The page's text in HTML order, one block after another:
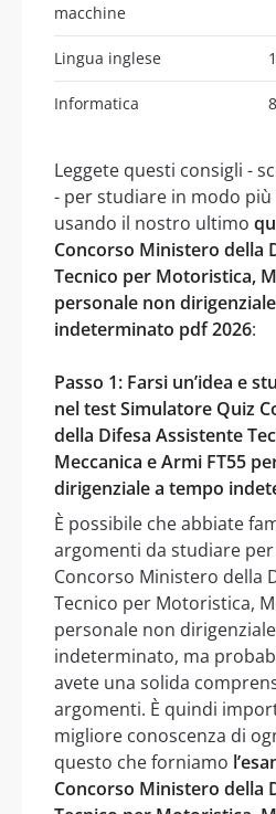
macchine
Lingua inglese
Informatica
Leggete questi consigli -
- per studiare in modo
usando il nostro ultimo
Concorso Ministero della
Tecnico per Motoristica,
personale non
indeterminato pdf 2026:
Passo 1: Farsi un’idea e
nel test Simulatore Quiz
della Difesa Assistente
Meccanica e Armi FT55
dirigenziale a tempo
È possibile che abbiate
argomenti da studiare
Concorso Ministero della
Tecnico per Motoristica,
personale non
indeterminato, ma
avete una solida
argomenti. È quindi
migliore conoscenza di
questo che forniamo
Concorso Ministero della